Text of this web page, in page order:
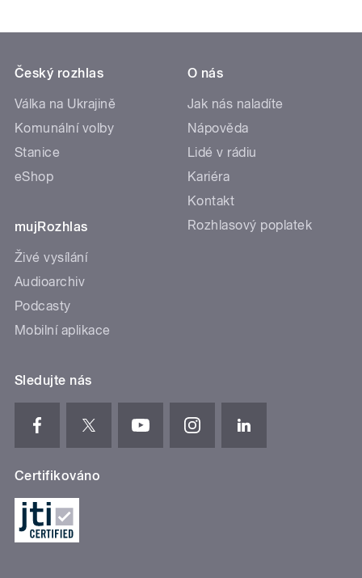
Český rozhlas
Válka na Ukrajině
Komunální volby
Stanice
eShop
mujRozhlas
Živé vysílání
Audioarchiv
Podcasty
Mobilní aplikace
O nás
Jak nás naladíte
Nápověda
Lidé v rádiu
Kariéra
Kontakt
Rozhlasový poplatek
Sledujte nás
Certifikováno